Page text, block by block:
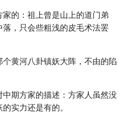
的：祖上曾是山上的道门弟
，只会些粗浅的皮毛术法罢
黄河八卦镇妖大阵，不由的陷
期方家的描述：方家人虽然没
实力还是有的。